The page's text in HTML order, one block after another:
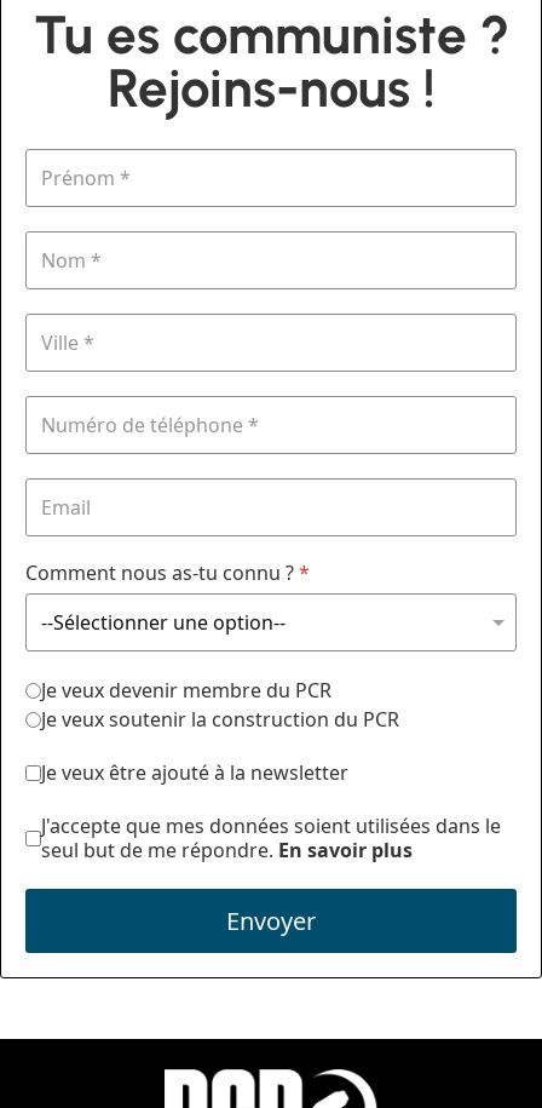
Tu es communiste ?
Rejoins-nous !
Comment nous as-tu connu ?*
Je veux devenir membre du PCR
Je veux soutenir la construction du PCR
Je veux être ajouté à la newsletter
J'accepte que mes données soient utilisées dans le
seul but de me répondre. En savoir plus
Envoyer